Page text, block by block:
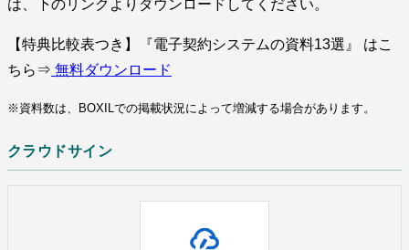
は、下のリンクよりダウンロードしてください。
【特典比較表つき】『電子契約システムの資料13選』 はこ
ちら⇒ 無料ダウンロード
※資料数は、BOXILでの掲載状況によって増減する場合があります。
クラウドサイン